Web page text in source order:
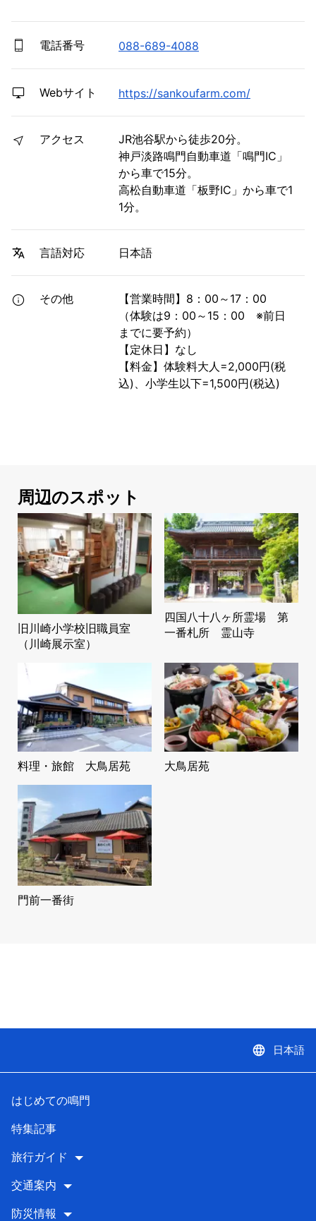
電話番号 088-689-4088
Webサイト https://sankoufarm.com/
アクセス
JR池谷駅から徒歩20分。
神戸淡路鳴門自動車道「鳴門IC」
から車で15分。
高松自動車道「板野IC」から車で1
1分。
言語対応 日本語
その他
【営業時間】8：00～17：00
（体験は9：00～15：00 ※前日
までに要予約）
【定休日】なし
【料金】体験料大人=2,000円(税
込)、小学生以下=1,500円(税込)
周辺のスポット
旧川崎小学校旧職員室
（川崎展示室）
四国八十八ヶ所霊場 第
一番札所 霊山寺
料理・旅館 大鳥居苑 大鳥居苑
門前一番街
language 日本語
はじめての鳴門
特集記事
旅行ガイド
交通案内
防災情報